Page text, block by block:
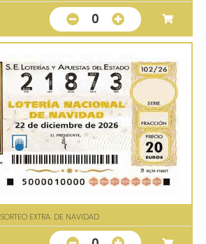
0
SORTEO EXTRA. DE NAVIDAD